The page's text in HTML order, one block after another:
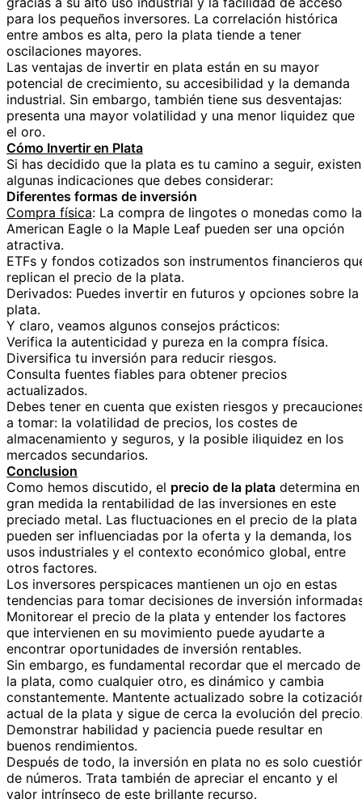
para los pequeños inversores. La correlación histórica
entre ambos es alta, pero la plata tiende a tener
oscilaciones mayores.
Las ventajas de invertir en plata están en su mayor
potencial de crecimiento, su accesibilidad y la demanda
industrial. Sin embargo, también tiene sus desventajas:
presenta una mayor volatilidad y una menor liquidez que
el oro.
Cómo Invertir en Plata
Si has decidido que la plata es tu camino a seguir, existen
algunas indicaciones que debes considerar:
Diferentes formas de inversión
Compra física: La compra de lingotes o monedas como la
American Eagle o la Maple Leaf pueden ser una opción
atractiva.
ETFs y fondos cotizados son instrumentos financieros
replican el precio de la plata.
Derivados: Puedes invertir en futuros y opciones sobre la
plata.
Y claro, veamos algunos consejos prácticos:
Verifica la autenticidad y pureza en la compra física.
Diversifica tu inversión para reducir riesgos.
Consulta fuentes fiables para obtener precios
actualizados.
Debes tener en cuenta que existen riesgos y
a tomar: la volatilidad de precios, los costes de
almacenamiento y seguros, y la posible iliquidez en los
mercados secundarios.
Conclusion
Como hemos discutido, el precio de la plata determina en
gran medida la rentabilidad de las inversiones en este
preciado metal. Las fluctuaciones en el precio de la plata
pueden ser influenciadas por la oferta y la demanda, los
usos industriales y el contexto económico global, entre
otros factores.
Los inversores perspicaces mantienen un ojo en estas
tendencias para tomar decisiones de inversión
Monitorear el precio de la plata y entender los factores
que intervienen en su movimiento puede ayudarte a
encontrar oportunidades de inversión rentables.
Sin embargo, es fundamental recordar que el mercado de
la plata, como cualquier otro, es dinámico y cambia
constantemente. Mantente actualizado sobre la
actual de la plata y sigue de cerca la evolución del
Demonstrar habilidad y paciencia puede resultar en
buenos rendimientos.
Después de todo, la inversión en plata no es solo
de números. Trata también de apreciar el encanto y el
valor intrínseco de este brillante recurso.